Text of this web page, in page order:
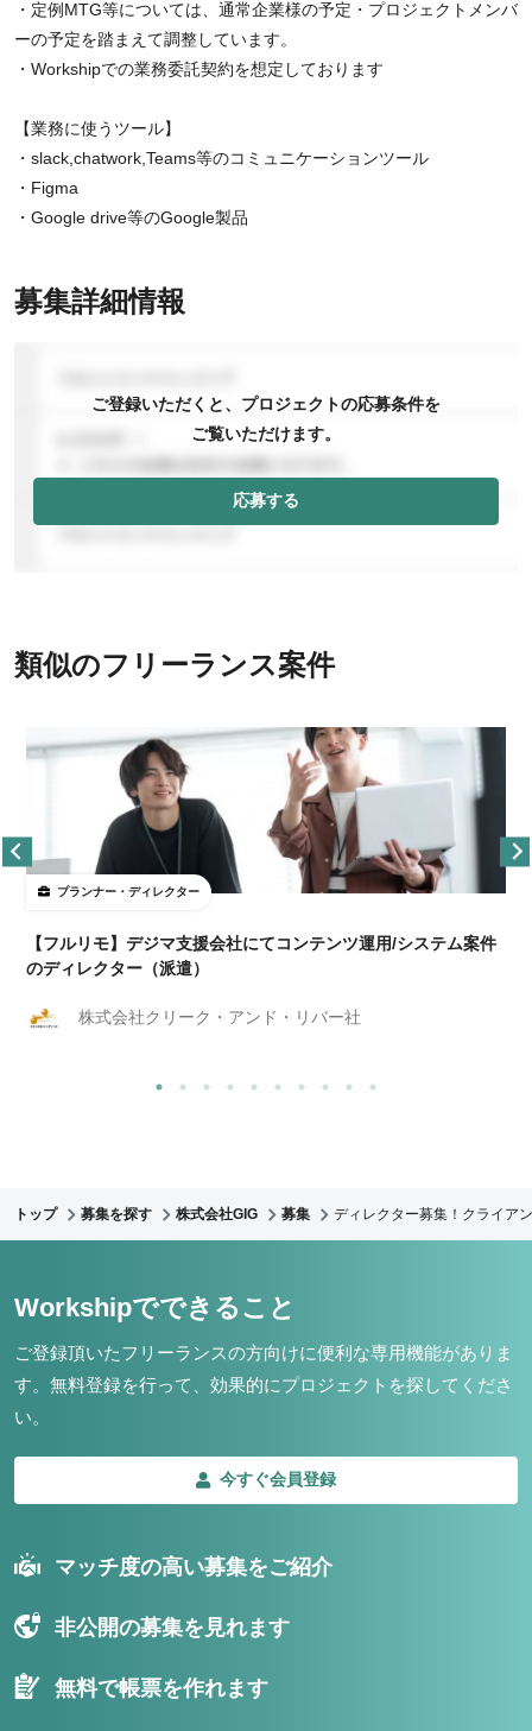
・定例MTG等については、通常企業様の予定・プロジェクトメンバ
ーの予定を踏まえて調整しています。
・Workshipでの業務委託契約を想定しております
【業務に使うツール】
・slack,chatwork,Teams等のコミュニケーションツール
・Figma
・Google drive等のGoogle製品
募集詳細情報
ご登録いただくと、プロジェクトの応募条件を
ご覧いただけます。
応募する
類似のフリーランス案件
プランナー・ディレクター
【フルリモ】デジマ支援会社にてコンテンツ運用/システム案件
のディレクター（派遣）
株式会社クリーク・アンド・リバー社
トップ 募集を探す 株式会社GIG 募集 ディレクター募集！クライア
Workshipでできること
ご登録頂いたフリーランスの方向けに便利な専用機能がありま
す。 無料登録を行って、効果的にプロジェクトを探してくださ
い。
今すぐ会員登録
マッチ度の高い募集をご紹介
非公開の募集を見れます
無料で帳票を作れます